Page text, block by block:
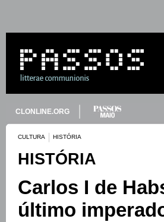
CLONLINE.ORG
CULTURA HISTÓRIA
HISTÓRIA
Carlos I de
último